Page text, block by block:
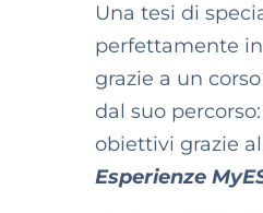
Una tesi di
perfettamente
grazie a un
dal suo
obiettivi grazie
Esperienze